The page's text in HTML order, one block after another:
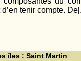
tenir compte.
îles : Saint Martin